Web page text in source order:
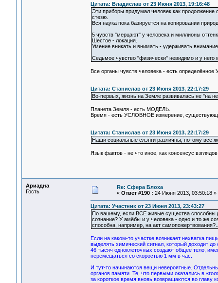
Цитата: Владислав от 23 Июня 2013, 19:16:48
Эти приборы придумал человек как продолжение
стезю.
Вся наука пока базируется на копировании
5 чувств "мерцают" у человека и миллионы
Шестое - локация.
Умение вникать и внимать - удерживать
Седьмое чувство "физически" невидимо и у него
Все органы чувств человека - есть
Цитата: Станислав от 23 Июня 2013, 22:17:29
Во-первых, жизнь на Земле развивалась не "на
Планета Земля - есть МОДЕЛЬ.
Время - есть УСЛОВНОЕ измерение,
Цитата: Станислав от 23 Июня 2013, 22:17:29
Наши социальные слэнги различны, потому все
Язык фактов - не что иное, как консенсус
Ариадна
Гость
Re: Сфера Блоха
« Ответ #190 : 24 Июня 2013, 03:50:18 »
Цитата: Участник от 23 Июня 2013, 23:43:27
По вашему, если ВСЕ живые существа способны
сознание? У амёбы и у человека - одно и то же
способна, например, на акт самопожертвования?..
Если на каком-то участке возникает нехватка
выделять химический сигнал, который доходит
46 тысяч одноклеточных создают общее тело,
перемещаться со скоростью 1 мм в час.
И тут-то начинаются вещи невероятные.
органов памяти. Те, что первыми оказались в
за короткое время вновь возвращаются во главу